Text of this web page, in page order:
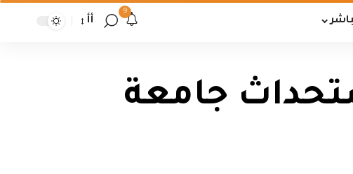
9
أأ
جامعة